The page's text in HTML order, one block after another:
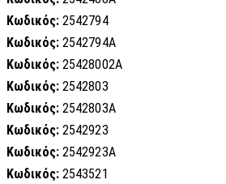
Κωδικός: 2542794
Κωδικός: 2542794A
Κωδικός: 25428002A
Κωδικός: 2542803
Κωδικός: 2542803A
Κωδικός: 2542923
Κωδικός: 2542923A
Κωδικός: 2543521